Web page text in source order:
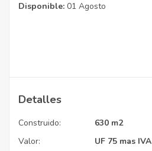
Disponible: 01 Agosto
Detalles
Construido:
630 m2
Valor:
UF 75 mas IVA